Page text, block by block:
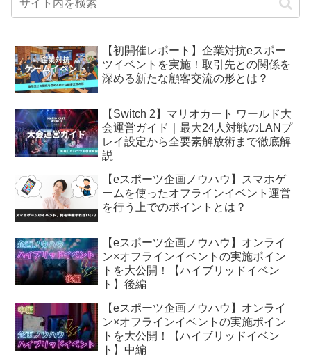
【初開催レポート】企業対抗eスポー
ツイベントを実施！取引先との関係を
深める新たな顧客交流の形とは？
【Switch 2】マリオカート ワールド大
会運営ガイド｜最大24人対戦のLANプ
レイ設定から全要素解放術まで徹底解
説
【eスポーツ企画ノウハウ】スマホゲ
ームを使ったオフラインイベント運営
を行う上でのポイントとは？
【eスポーツ企画ノウハウ】オンライ
ン×オフラインイベントの実施ポイン
トを大公開！【ハイブリッドイベン
ト】後編
【eスポーツ企画ノウハウ】オンライ
ン×オフラインイベントの実施ポイン
トを大公開！【ハイブリッドイベン
ト】中編